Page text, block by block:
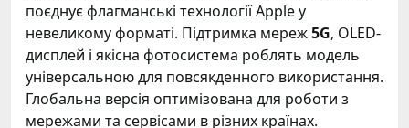
поєднує флагманські технології Apple у
невеликому форматі. Підтримка мереж5G, OLED-
дисплей і якісна фотосистема роблять модель
універсальною для повсякденного використання.
Глобальна версія оптимізована для роботи з
мережами та сервісами в різних країнах.